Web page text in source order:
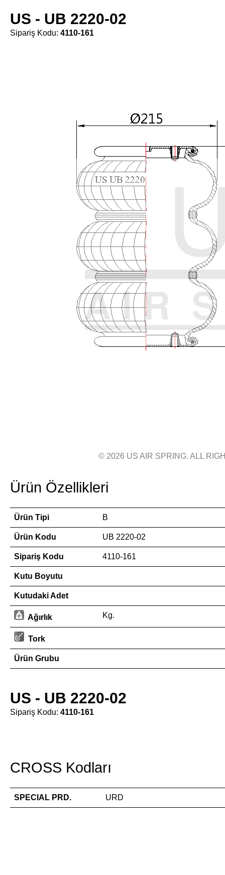
US - UB 2220-02
Sipariş Kodu: 4110-161
© 2026 US AIR SPRING. ALL
Ürün Özellikleri
Ürün Tipi B
Ürün Kodu UB 2220-02
Sipariş Kodu 4110-161
Kutu Boyutu
Kutudaki Adet
Ağırlık Kg.
Tork
Ürün Grubu
US - UB 2220-02
Sipariş Kodu: 4110-161
CROSS Kodları
SPECIAL PRD. URD